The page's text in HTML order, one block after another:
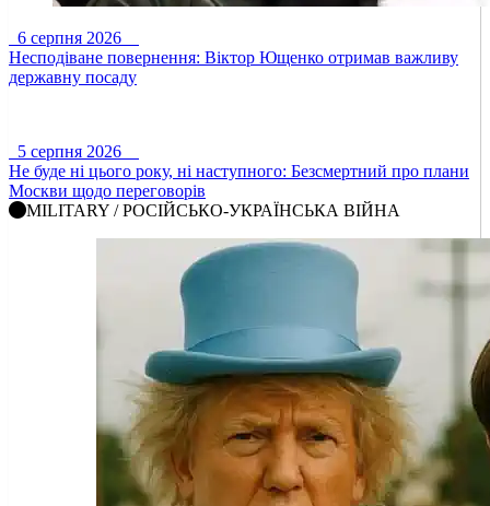
6 серпня 2026
Несподіване повернення: Віктор Ющенко отримав важливу
державну посаду
5 серпня 2026
Не буде ні цього року, ні наступного: Безсмертний про плани
Москви щодо переговорів
MILITARY / РОСІЙСЬКО-УКРАЇНСЬКА ВІЙНА